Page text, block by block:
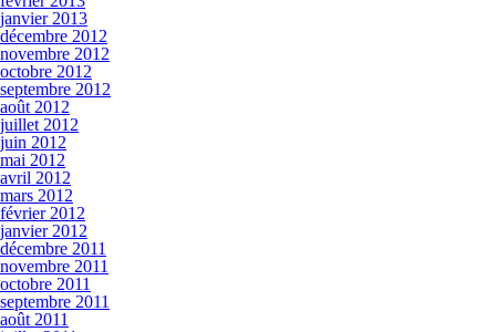
janvier 2013
décembre 2012
novembre 2012
octobre 2012
septembre 2012
août 2012
juillet 2012
juin 2012
mai 2012
avril 2012
mars 2012
février 2012
janvier 2012
décembre 2011
novembre 2011
octobre 2011
septembre 2011
août 2011